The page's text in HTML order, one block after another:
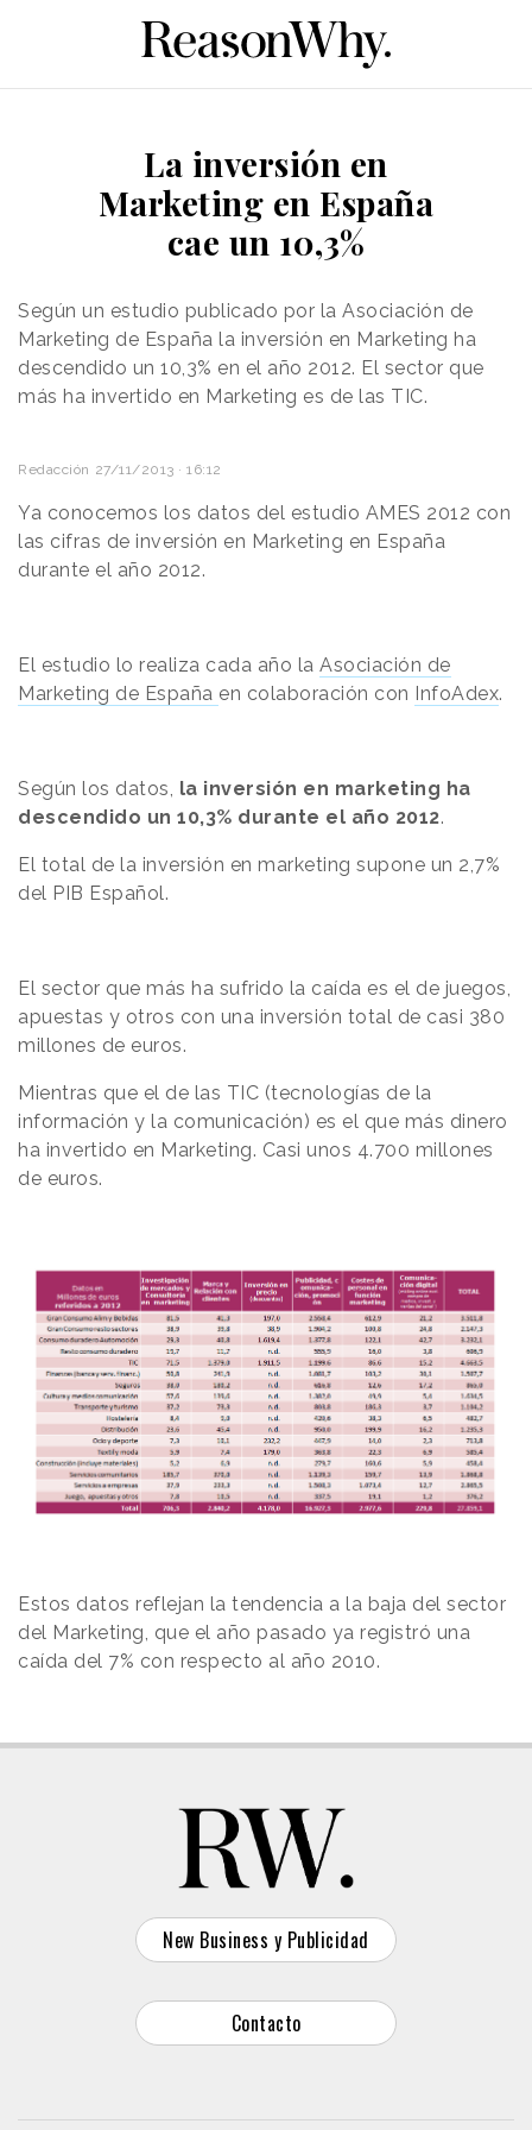
La inversión en
Marketing en España
cae un 10,3%
Según un estudio publicado por la Asociación de
Marketing de España la inversión en Marketing ha
descendido un 10,3% en el año 2012. El sector que
más ha invertido en Marketing es de las TIC.
Redacción 27/11/2013 · 16:12
Ya conocemos los datos del estudio AMES 2012 con
las cifras de inversión en Marketing en España
durante el año 2012.
El estudio lo realiza cada año la Asociación de
Marketing de España en colaboración con InfoAdex.
Según los datos la inversión en marketing ha
descendido un 10,3% durante el año 2012.
El total de la inversión en marketing supone un 2,7%
del PIB Español.
El sector que más ha sufrido la caída es el de juegos,
apuestas y otros con una inversión total de casi 380
millones de euros.
Mientras que el de las TIC (tecnologías de la
información y la comunicación) es el que más dinero
ha invertido en Marketing. Casi unos 4.700 millones
de euros.
Estos datos reflejan la tendencia a la baja del sector
del Marketing, que el año pasado ya registró una
caída del 7% con respecto al año 2010.
New Business y Publicidad
Contacto